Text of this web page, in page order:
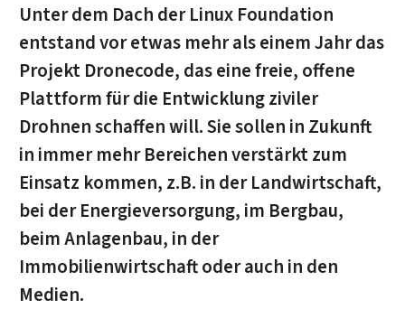
Unter dem Dach der Linux Foundation
entstand vor etwas mehr als einem Jahr das
Projekt Dronecode, das eine freie, offene
Plattform für die Entwicklung ziviler
Drohnen schaffen will. Sie sollen in Zukunft
in immer mehr Bereichen verstärkt zum
Einsatz kommen, z.B. in der Landwirtschaft,
bei der Energieversorgung, im Bergbau,
beim Anlagenbau, in der
Immobilienwirtschaft oder auch in den
Medien.